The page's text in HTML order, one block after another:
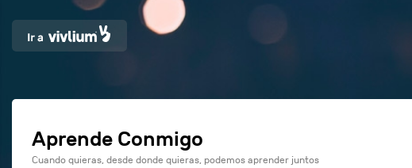
Aprende Conmigo
Cuando quieras, desde donde quieras, podemos aprender juntos